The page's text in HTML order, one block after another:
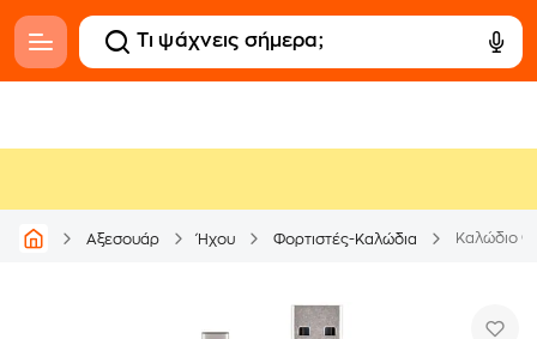
Αξεσουάρ Ήχου Φορτιστές-Καλώδια Καλώδιο